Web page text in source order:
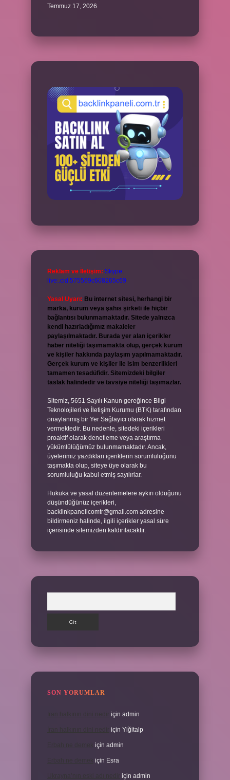
Temmuz 17, 2026
Reklam ve İletişim: Skype:
live:.cid.575569c608265c69
Yasal Uyarı: Bu internet sitesi, herhangi bir
marka, kurum veya şahıs şirketi ile hiçbir
bağlantısı bulunmamaktadır. Sitede yalnızca
kendi hazırladığımız makaleler
paylaşılmaktadır. Burada yer alan içerikler
haber niteliği taşımamakta olup, gerçek kurum
ve kişiler hakkında paylaşım yapılmamaktadır.
Gerçek kurum ve kişiler ile isim benzerlikleri
tamamen tesadüfidir. Sitemizdeki bilgiler
taslak halindedir ve tavsiye niteliği taşımazlar.
Sitemiz, 5651 Sayılı Kanun gereğince Bilgi
Teknolojileri ve İletişim Kurumu (BTK) tarafından
onaylanmış bir Yer Sağlayıcı olarak hizmet
vermektedir. Bu nedenle, sitedeki içerikleri
proaktif olarak denetleme veya araştırma
yükümlülüğümüz bulunmamaktadır. Ancak,
üyelerimiz yazdıkları içeriklerin sorumluluğunu
taşımakta olup, siteye üye olarak bu
sorumluluğu kabul etmiş sayılırlar.
Hukuka ve yasal düzenlemelere aykırı olduğunu
düşündüğünüz içerikleri,
backlinkpanelicomtr@gmail.com adresine
bildirmeniz halinde, ilgili içerikler yasal süre
içerisinde sitemizden kaldırılacaktır.
SON YORUMLAR
için admin
için Yiğitalp
için admin
için Esra
için admin